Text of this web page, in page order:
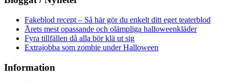
Fakeblod recept – Så här gör du enkelt ditt eget teaterblod
Årets mest opassande och olämpliga halloweenkläder
Fyra tillfällen då alla bör klä ut sig
Extrajobba som zombie under Halloween
Information